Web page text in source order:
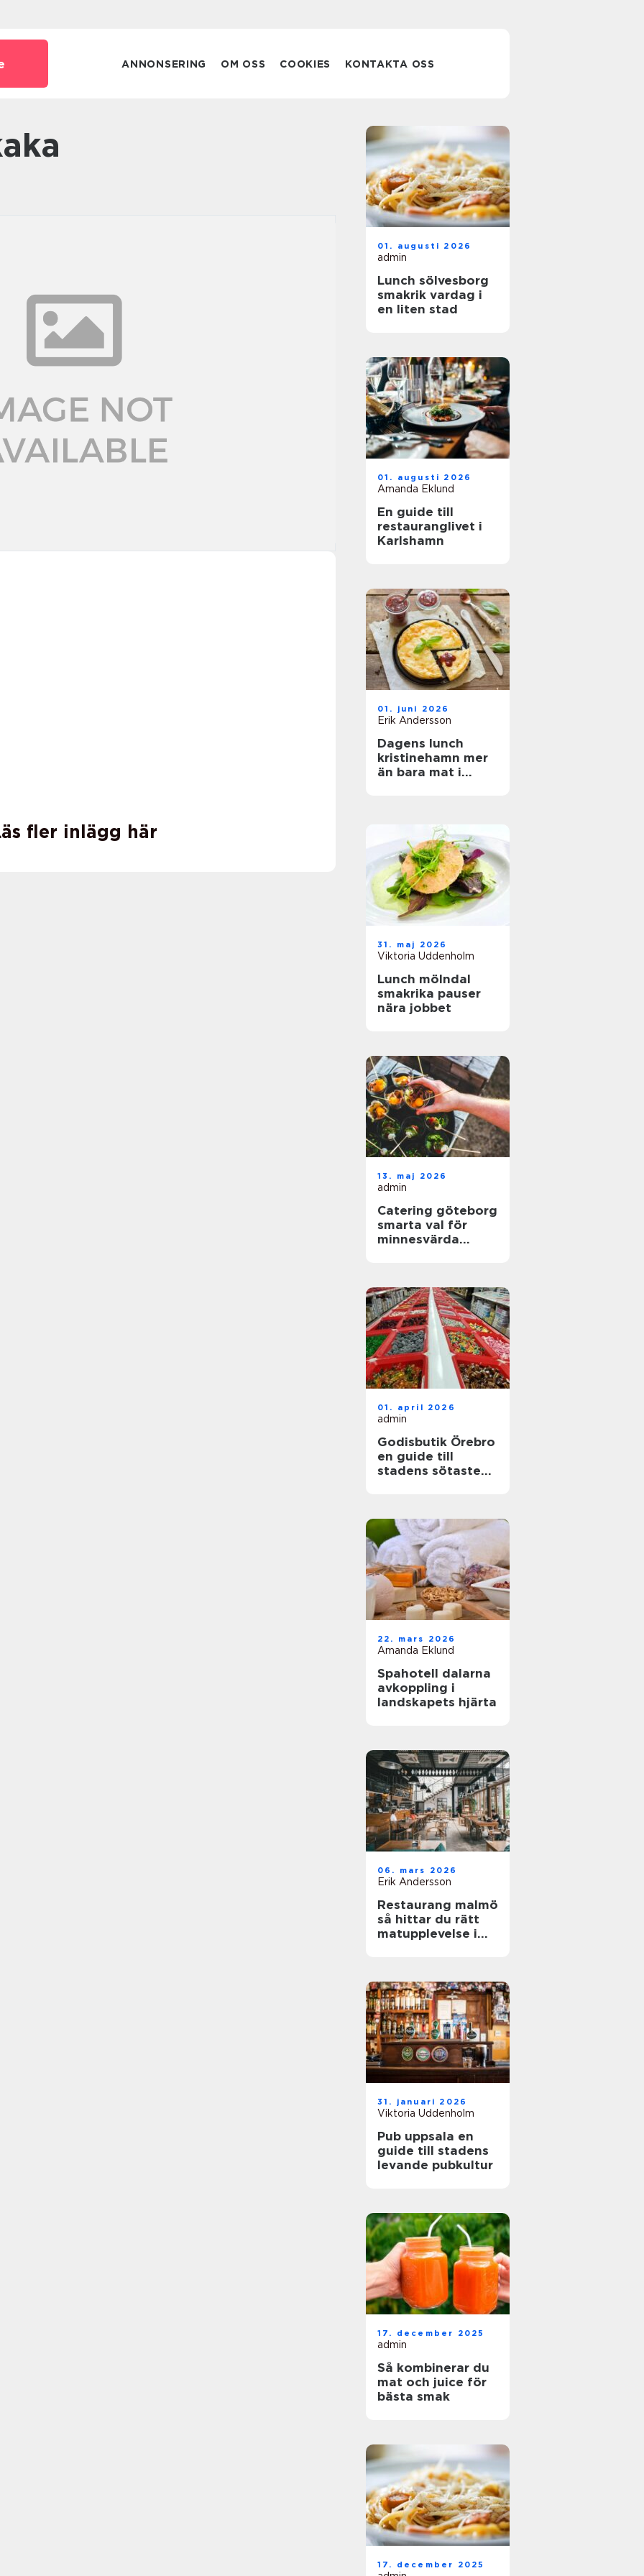
ANNONSERING OM OSS COOKIES KONTAKTA OSS
fler inlägg här
01. augusti 2026
admin
Lunch sölvesborg
smakrik vardag i
en liten stad
01. augusti 2026
Amanda Eklund
En guide till
restauranglivet i
Karlshamn
01. juni 2026
Erik Andersson
Dagens lunch
kristinehamn mer
än bara mat i
31. maj 2026
Viktoria Uddenholm
Lunch mölndal
smakrika pauser
nära jobbet
13. maj 2026
admin
Catering göteborg
smarta val för
minnesvärda
01. april 2026
admin
Godisbutik Örebro
en guide till
stadens sötaste
22. mars 2026
Amanda Eklund
Spahotell dalarna
avkoppling i
landskapets hjärta
06. mars 2026
Erik Andersson
Restaurang malmö
så hittar du rätt
matupplevelse i
31. januari 2026
Viktoria Uddenholm
Pub uppsala en
guide till stadens
levande pubkultur
17. december 2025
admin
Så kombinerar du
mat och juice för
bästa smak
17. december 2025